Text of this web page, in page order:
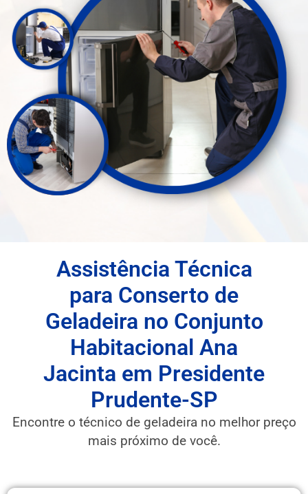
Assistência Técnica
para Conserto de
Geladeira no Conjunto
Habitacional Ana
Jacinta em Presidente
Prudente-SP
Encontre o técnico de geladeira no melhor preço
mais próximo de você.